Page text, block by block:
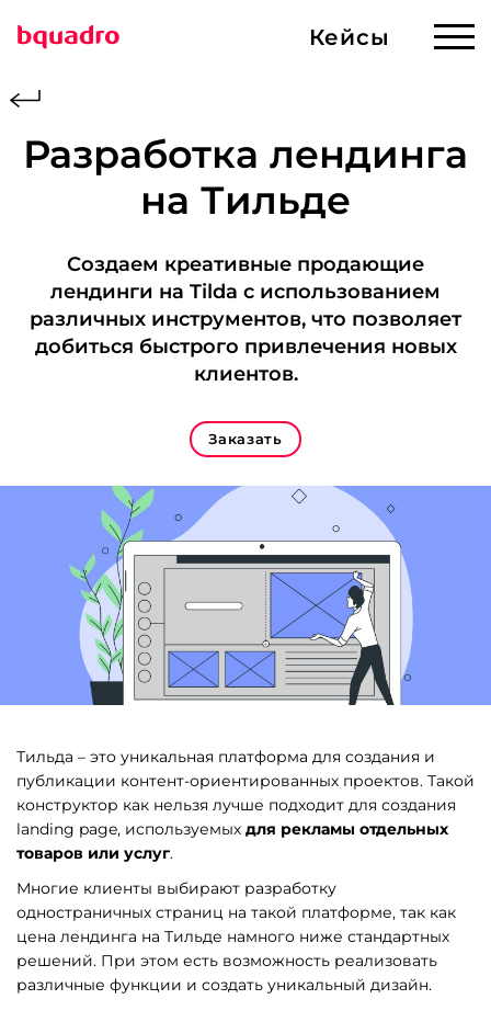
Кейсы
Кейсы
Услуги
Разработка ИИ
Создание сайтов
Продвижение
и корпоративные
Техподдержка
и развитие
Битрикс 24
Сервисы и решения
Готовые решения
Сервисы
О компании
Контакты
Разработка лендинга
на Тильде
Создаем креативные продающие
лендинги на Tilda с использованием
различных инструментов, что позволяет
добиться быстрого привлечения новых
клиентов.
Заказать
Тильда – это уникальная платформа для создания и
публикации контент-ориентированных проектов. Такой
конструктор как нельзя лучше подходит для создания
landing page, используемых для рекламы отдельных
товаров или услуг.
Многие клиенты выбирают разработку
одностраничных страниц на такой платформе, так как
цена лендинга на Тильде намного ниже стандартных
решений. При этом есть возможность реализовать
различные функции и создать уникальный дизайн.